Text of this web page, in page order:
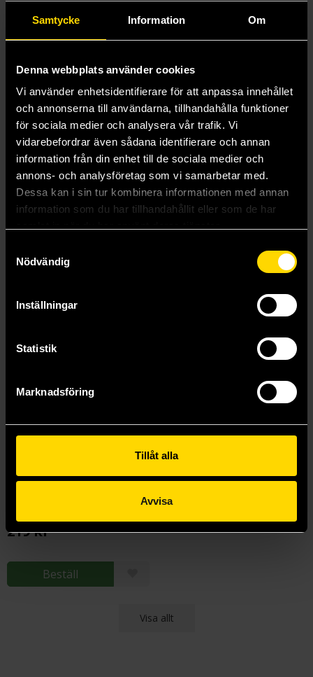
Samtycke Information Om
Denna webbplats använder cookies
Vi använder enhetsidentifierare för att anpassa innehållet
och annonserna till användarna, tillhandahålla funktioner
för sociala medier och analysera vår trafik. Vi
vidarebefordrar även sådana identifierare och annan
information från din enhet till de sociala medier och
annons- och analysföretag som vi samarbetar med.
Dessa kan i sin tur kombinera informationen med annan
information som du har tillhandahållit eller som de har
Nödvändig
Inställningar
Statistik
Marknadsföring
Tillåt alla
Avvisa
det okända på dig: klarar du av att besegra fällor och monster
och hitta vägen in till skattkammarens enorma rikedomar – för
innan solen går ner?
Du höjer facklan och skådar genom portöppningen in i det
ruvande mörker där ingen människa sägs ha satt sin fot på ett
årtusende; och det är som om själva
Borgen håller andan, som om den vet och har väntat på dig...
Lådan innehåller: Spelplan, stridstärning samt T6, T12, kort,
labyrintbrickor, spelpjäser, röda marker, solskiva, måltavla
samt regelhäfte.
Drakborgen - Färden Går Vidare (40-årsjubileumsexpansion)
219 kr
Beställ
Visa allt